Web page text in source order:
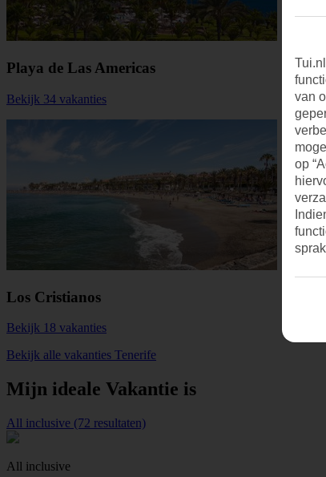
Playa de Las Americas
Bekijk 34 vakanties
Los Cristianos
Bekijk 18 vakanties
Bekijk alle vakanties Tenerife
Mijn ideale Vakantie is
All inclusive (72 resultaten)
All inclusive
van
op